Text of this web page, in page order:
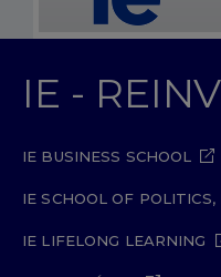
IE -
IE BUSINESS SCHOOL
IE SCHOOL OF
IE LIFELONG LEARNING